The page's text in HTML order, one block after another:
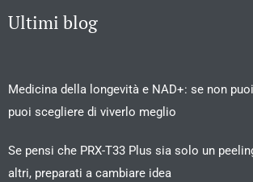
Ultimi blog
Medicina della longevità e NAD+: se non
puoi scegliere di viverlo meglio
Se pensi che PRX-T33 Plus sia solo un
altri, preparati a cambiare idea